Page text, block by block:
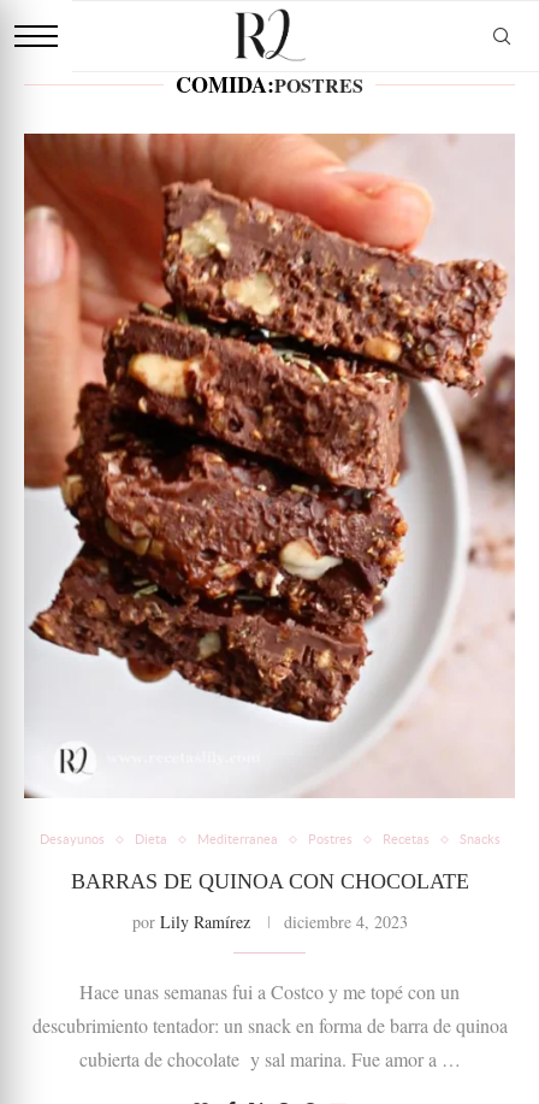
COMIDA:POSTRES
Desayunos Dieta Mediterranea Postres Recetas Snacks
BARRAS DE QUINOA CON CHOCOLATE
por Lily Ramírez diciembre 4, 2023
Hace unas semanas fui a Costco y me topé con un
descubrimiento tentador: un snack en forma de barra de quinoa
cubierta de chocolate y sal marina. Fue amor a …